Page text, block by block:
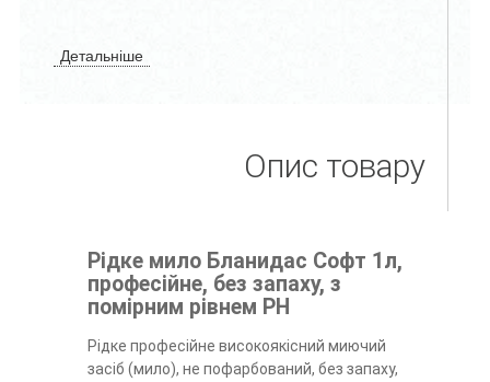
Детальніше
Опис товару
Рідке мило Бланидас Софт 1л,
професійне, без запаху, з
помірним рівнем РН
Рідке професійне високоякісний миючий
засіб (мило), не пофарбований, без запаху,